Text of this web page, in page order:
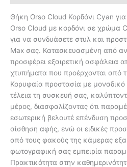
Θήκη Orso Cloud Κορδόνι Cyan
Orso Cloud με κορδόνι σε χρώμα
για να συνδυάσετε στυλ και
Max σας. Κατασκευασμένη από
προσφέρει εξαιρετική ασφάλεια
χτυπήματα που προέρχονται από
Κορυφαία προστασία με μοναδικό
τέλεια τη συσκευή σας,
μέρος, διασφαλίζοντας ότι
εσωτερική βελουτέ επένδυση
αίσθηση αφής, ενώ οι ειδικές
από τους φακούς της κάμερας
φωτογραφική σας εμπειρία
Πρακτικότητα στην